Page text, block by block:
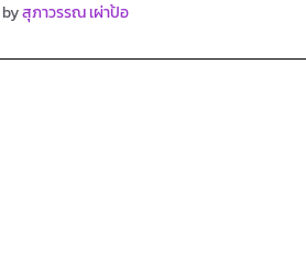
byสุภาวรรณ เผ่าป้อ